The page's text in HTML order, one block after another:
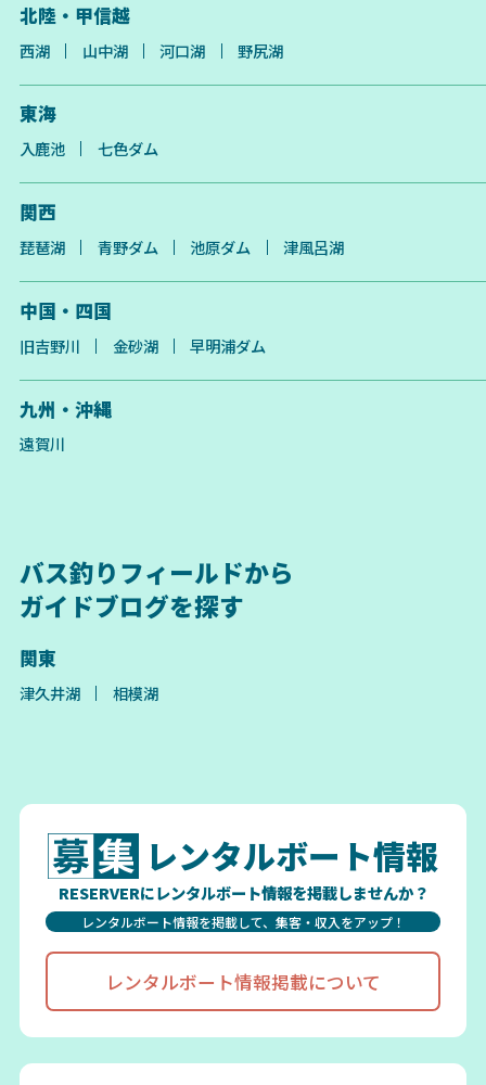
北陸・甲信越
西湖 山中湖 河口湖 野尻湖
東海
入鹿池 七色ダム
関西
琵琶湖 青野ダム 池原ダム 津風呂湖
中国・四国
旧吉野川 金砂湖 早明浦ダム
九州・沖縄
遠賀川
バス釣りフィールドから
ガイドブログを探す
関東
津久井湖 相模湖
レンタルボート情報
RESERVERにレンタルボート情報を掲載しませんか？
レンタルボート情報を掲載して、集客・収入をアップ！
レンタルボート情報掲載について